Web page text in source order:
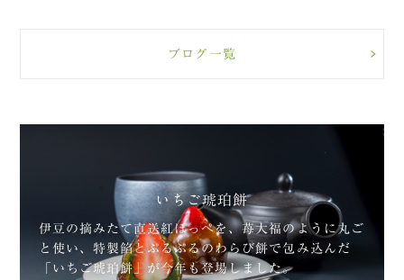
ブログ一覧
いちご琥珀餅
伊豆の摘みたて直送紅ほっぺを、苺大福のように丸ご
と使い、特製餡とぷるぷるのわらび餅で包み込んだ
「いちご琥珀餅」が今年も登場しました。